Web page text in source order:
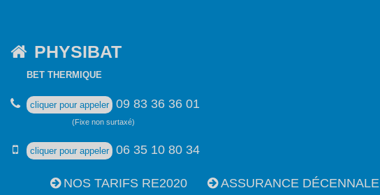
PHYSIBAT
BET THERMIQUE
cliquer pour appeler 09 83 36 36 01
(Fixe non surtaxé)
cliquer pour appeler 06 35 10 80 34
NOS TARIFS RE2020 ASSURANCE DÉCENNALE